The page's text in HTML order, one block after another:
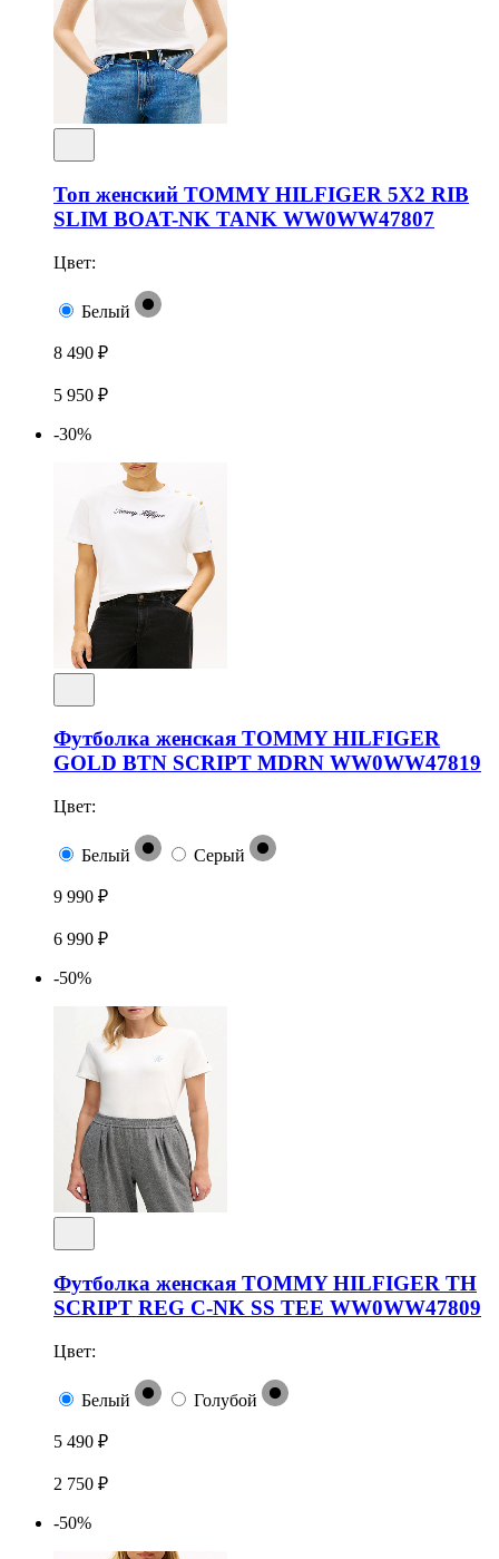
Топ женский TOMMY HILFIGER 5X2 RIB
SLIM BOAT-NK TANK WW0WW47807
Цвет:
Белый
8 490 ₽
5 950 ₽
-30%
Футболка женская TOMMY HILFIGER
GOLD BTN SCRIPT MDRN WW0WW47819
Цвет:
Белый Серый
9 990 ₽
6 990 ₽
-50%
Футболка женская TOMMY HILFIGER TH
SCRIPT REG C-NK SS TEE WW0WW47809
Цвет:
Белый Голубой
5 490 ₽
2 750 ₽
-50%